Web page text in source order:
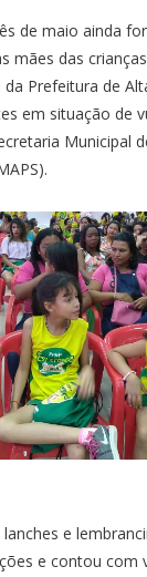
de maio ainda
mães das
Prefeitura de
em situação de
Municipal
e
e contou com